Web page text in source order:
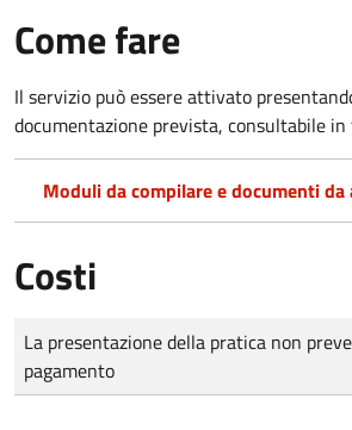
Come fare
Il servizio può essere attivato
documentazione prevista, consultabile in
Moduli da compilare e documenti da
Costi
Tipo di pagamento
Importo
La presentazione della pratica non
pagamento